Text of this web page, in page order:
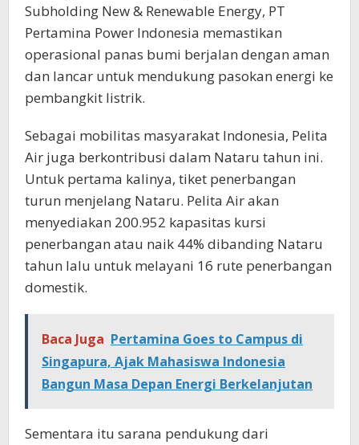
Subholding New & Renewable Energy, PT
Pertamina Power Indonesia memastikan
operasional panas bumi berjalan dengan aman
dan lancar untuk mendukung pasokan energi ke
pembangkit listrik.
Sebagai mobilitas masyarakat Indonesia, Pelita
Air juga berkontribusi dalam Nataru tahun ini.
Untuk pertama kalinya, tiket penerbangan
turun menjelang Nataru. Pelita Air akan
menyediakan 200.952 kapasitas kursi
penerbangan atau naik 44% dibanding Nataru
tahun lalu untuk melayani 16 rute penerbangan
domestik.
Baca Juga Pertamina Goes to Campus di
Singapura, Ajak Mahasiswa Indonesia
Bangun Masa Depan Energi Berkelanjutan
Sementara itu sarana pendukung dari